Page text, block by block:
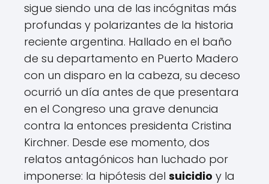
sigue siendo una de las incógnitas más
profundas y polarizantes de la historia
reciente argentina. Hallado en el baño
de su departamento en Puerto Madero
con un disparo en la cabeza, su deceso
ocurrió un día antes de que presentara
en el Congreso una grave denuncia
contra la entonces presidenta Cristina
Kirchner. Desde ese momento, dos
relatos antagónicos han luchado por
imponerse: la hipótesis del suicidio y la